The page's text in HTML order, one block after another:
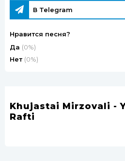
В Telegram
Нравится песня?
Да (0%)
Нет (0%)
Khujastai Mirzovali -
Rafti